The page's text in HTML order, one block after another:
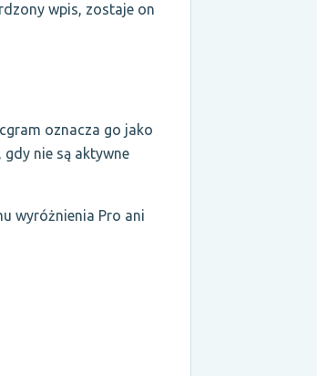
wpis, zostaje on
oznacza go jako
nie są aktywne
wyróżnienia Pro ani